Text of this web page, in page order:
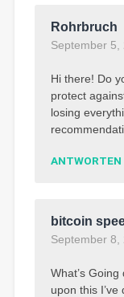
Rohrbruch
September 5,
Hi there! Do
protect
losing
ANTWORTEN
bitcoin
September 8,
What’s
upon this